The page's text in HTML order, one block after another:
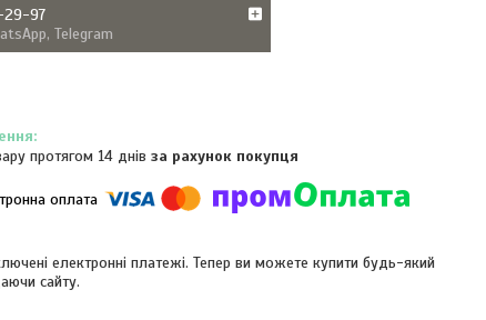
29-97
Telegram
протягом 14 днів за рахунок покупця
електронні платежі. Тепер ви можете купити будь-який
сайту.